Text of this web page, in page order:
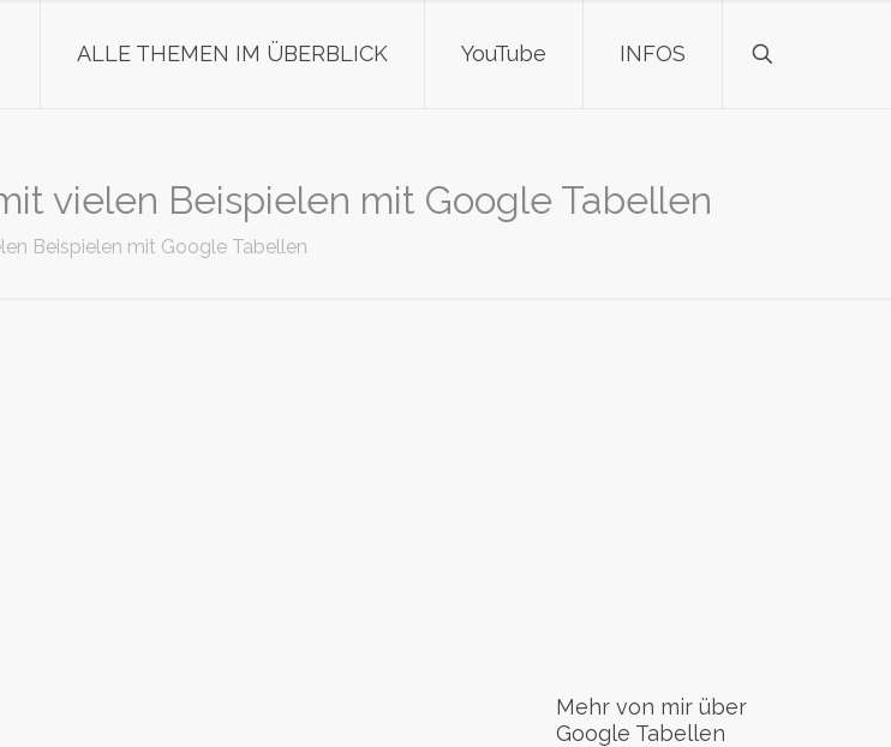
ALLE THEMEN IM ÜBERBLICK YouTube INFOS
vielen Beispielen mit Google Tabellen
Beispielen mit Google Tabellen
Mehr von mir über
Google Tabellen